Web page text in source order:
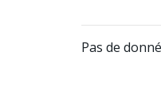
Pas de